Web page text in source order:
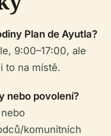
Plan de Ayutla?
9:00–17:00, ale
to na místě.
nebo povolení?
komunitních